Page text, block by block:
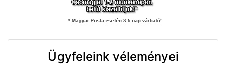
Ügyfeleink véleményei